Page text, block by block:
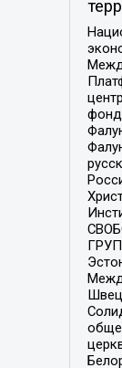
фонд